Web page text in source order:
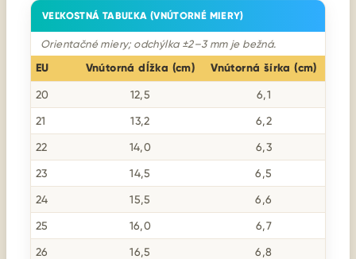
VEĽKOSTNÁ TABUĽKA (VNÚTORNÉ MIERY)
Orientačné miery; odchýlka ±2–3 mm je bežná.
EU Vnútorná dĺžka (cm) Vnútorná šírka (cm)
20 12,5 6,1
21 13,2 6,2
22 14,0 6,3
23 14,5 6,5
24 15,5 6,6
25 16,0 6,7
26 16,5 6,8